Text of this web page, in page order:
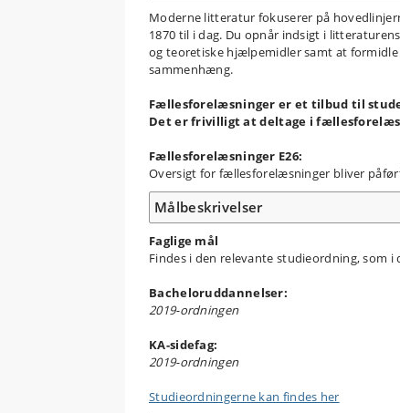
Moderne litteratur fokuserer på
1870 til i dag. Du opnår indsigt i
og teoretiske hjælpemidler samt at
sammenhæng.
Fællesforelæsninger er et tilbud til
Det er frivilligt at deltage i
Fællesforelæsninger E26:
Oversigt for fællesforelæsninger bliver
Målbeskrivelser
Faglige mål
Findes i den relevante studieordning, som
Bacheloruddannelser:
2019-ordningen
KA-sidefag:
2019-ordningen
Studieordningerne kan findes her